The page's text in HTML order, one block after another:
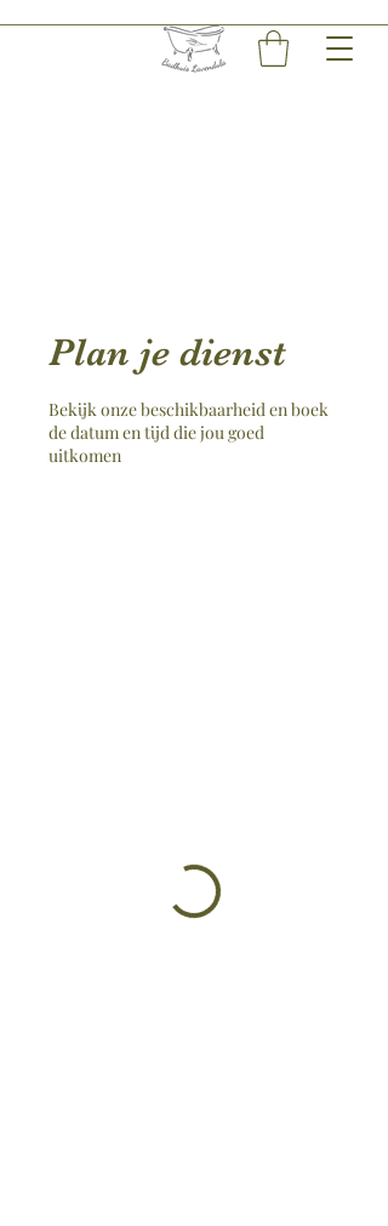
Plan je dienst
Bekijk onze beschikbaarheid en boek
de datum en tijd die jou goed
uitkomen